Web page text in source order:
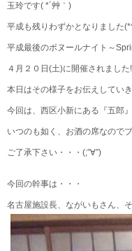
玉玲です( *´艸｀)
平成も残りわずかとなりました
平成最後のボヌールナイト～
４月２０日(土)に開催されました
本日はその様子をお伝えしてい
今回は、西区小新にある『五郎
いつのも如く、お酒の席なので
ご了承下さい・・・(;”∀”)
今回の幹事は・・・
名古屋施設長、ながいもさん、